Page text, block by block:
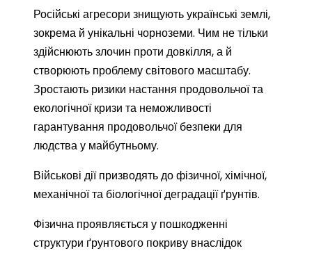
Російські агресори знищують українські землі,
зокрема й унікальні чорноземи. Чим не тільки
здійснюють злочин проти довкілля, а й
створюють проблему світового масштабу.
Зростають ризики настання продовольчої та
екологічної кризи та неможливості
гарантування продовольчої безпеки для
людства у майбутньому.
Військові дії призводять до фізичної, хімічної,
механічної та біологічної деградації ґрунтів.
Фізична проявляється у пошкодженні
структури ґрунтового покриву внаслідок